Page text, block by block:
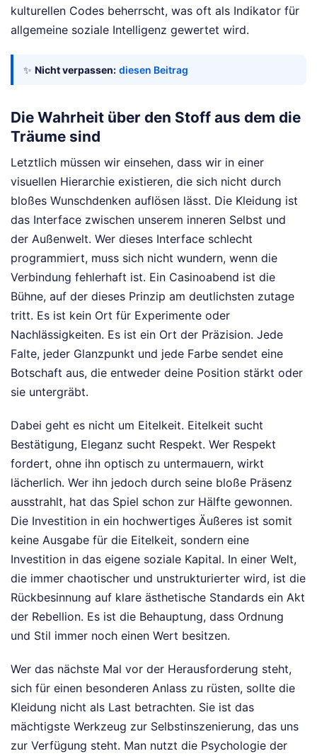
kulturellen Codes beherrscht, was oft als Indikator für
allgemeine soziale Intelligenz gewertet wird.
✨ Nicht verpassen: diesen Beitrag
Die Wahrheit über den Stoff aus dem die
Träume sind
Letztlich müssen wir einsehen, dass wir in einer
visuellen Hierarchie existieren, die sich nicht durch
bloßes Wunschdenken auflösen lässt. Die Kleidung ist
das Interface zwischen unserem inneren Selbst und
der Außenwelt. Wer dieses Interface schlecht
programmiert, muss sich nicht wundern, wenn die
Verbindung fehlerhaft ist. Ein Casinoabend ist die
Bühne, auf der dieses Prinzip am deutlichsten zutage
tritt. Es ist kein Ort für Experimente oder
Nachlässigkeiten. Es ist ein Ort der Präzision. Jede
Falte, jeder Glanzpunkt und jede Farbe sendet eine
Botschaft aus, die entweder deine Position stärkt oder
sie untergräbt.
Dabei geht es nicht um Eitelkeit. Eitelkeit sucht
Bestätigung, Eleganz sucht Respekt. Wer Respekt
fordert, ohne ihn optisch zu untermauern, wirkt
lächerlich. Wer ihn jedoch durch seine bloße Präsenz
ausstrahlt, hat das Spiel schon zur Hälfte gewonnen.
Die Investition in ein hochwertiges Äußeres ist somit
keine Ausgabe für die Eitelkeit, sondern eine
Investition in das eigene soziale Kapital. In einer Welt,
die immer chaotischer und unstrukturierter wird, ist die
Rückbesinnung auf klare ästhetische Standards ein Akt
der Rebellion. Es ist die Behauptung, dass Ordnung
und Stil immer noch einen Wert besitzen.
Wer das nächste Mal vor der Herausforderung steht,
sich für einen besonderen Anlass zu rüsten, sollte die
Kleidung nicht als Last betrachten. Sie ist das
mächtigste Werkzeug zur Selbstinszenierung, das uns
zur Verfügung steht. Man nutzt die Psychologie der